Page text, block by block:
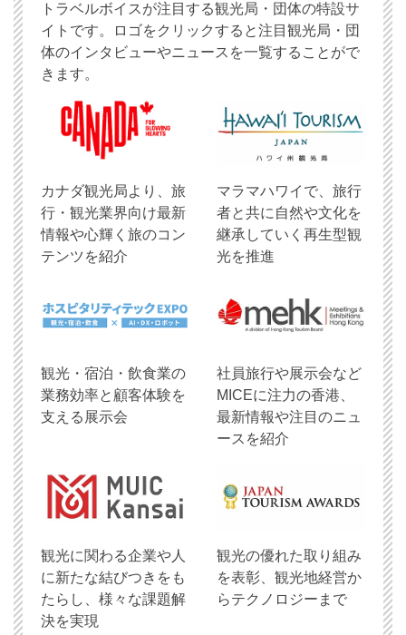
トラベルボイスが注目する観光局・団体の特設サ
イトです。ロゴをクリックすると注目観光局・団
体のインタビューやニュースを一覧することがで
きます。
​カナダ観光局より、旅
行・観光業界向け最新
情報や心輝く旅のコン
テンツを紹介
マラマハワイで、旅行
者と共に自然や文化を
継承していく再生型観
光を推進
観光・宿泊・飲食業の
業務効率と顧客体験を
支える展示会
社員旅行や展示会など
MICEに注力の香港、
最新情報や注目のニュ
ースを紹介
観光に関わる企業や人
に新たな結びつきをも
たらし、様々な課題解
決を実現
観光の優れた取り組み
を表彰、観光地経営か
らテクノロジーまで